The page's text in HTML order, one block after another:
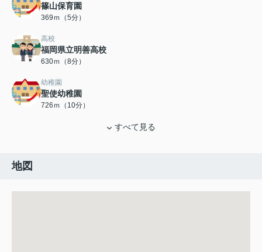
篠山保育園
369ｍ（5分）
高校
福岡県立明善高校
630ｍ（8分）
幼稚園
聖使幼稚園
726ｍ（10分）
すべて見る
地図